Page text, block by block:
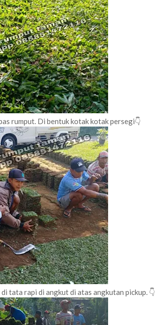
rumput. Di bentuk kotak kotak persegi👇
tata rapi di angkut di atas angkutan pickup. 👇